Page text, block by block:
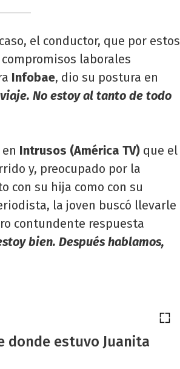
el conductor, que por estos
laborales
Infobae, dio su postura en
No estoy al tanto de todo
Intrusos (América TV) que el
y, preocupado por la
con su hija como con su
la joven buscó llevarle
contundente respuesta
bien. Después hablamos,
donde estuvo Juanita